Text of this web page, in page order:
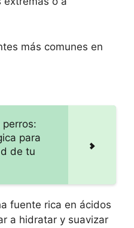
más comunes en
perros:
para
de tu
fuente rica en ácidos
a hidratar y suavizar